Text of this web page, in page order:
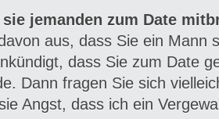
jemanden zum Date
aus, dass Sie ein Mann
dass Sie zum Date
Dann fragen Sie sich
Angst, dass ich ein